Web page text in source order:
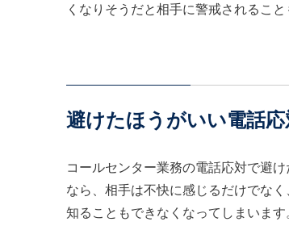
くなりそうだと相手に警戒されること
避けたほうがいい電話
コールセンター業務の電話応対で避
なら、相手は不快に感じるだけでな
知ることもできなくなってしまいま